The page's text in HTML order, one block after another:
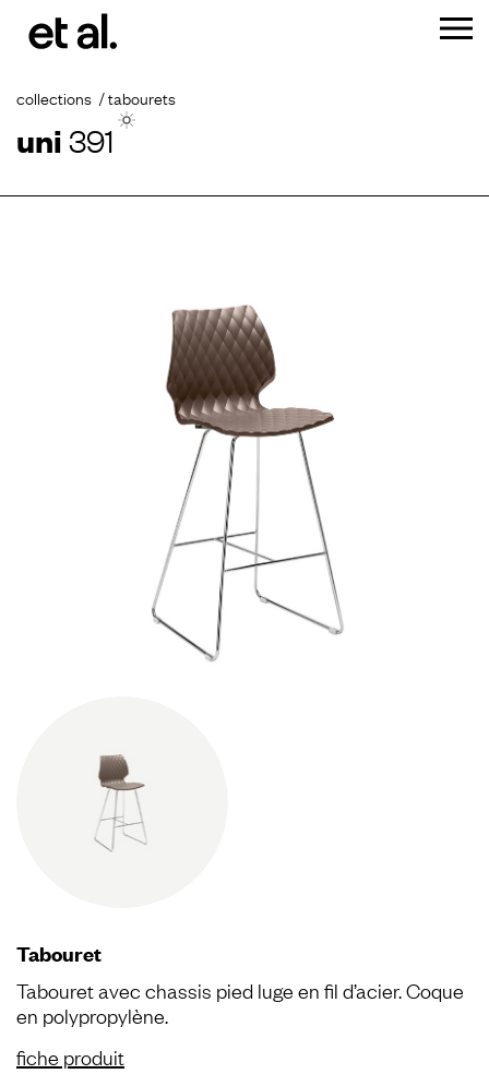
collections tabourets
uni391
Tabouret
Tabouret avec chassis pied luge en ﬁl d’acier. Coque
en polypropylène.
fiche produit